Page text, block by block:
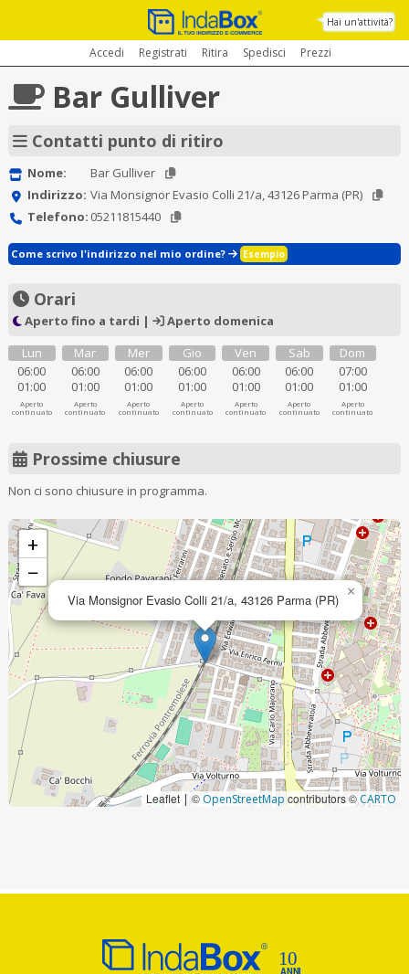
Hai un'attività?
Accedi Registrati Ritira Spedisci Prezzi
Bar Gulliver
Contatti punto di ritiro
Nome:
Bar Gulliver
Indirizzo: Via Monsignor Evasio Colli 21/a, 43126 Parma (PR)
Telefono: 05211815440
Come scrivo l'indirizzo nel mio ordine? Esempio
Orari
Aperto fino a tardi |
Aperto domenica
Lun
06:00
01:00
Aperto
continuato
Mar
06:00
01:00
Aperto
continuato
Mer
06:00
01:00
Aperto
continuato
Gio
06:00
01:00
Aperto
continuato
Ven
06:00
01:00
Aperto
continuato
Sab
06:00
01:00
Aperto
continuato
Dom
07:00
01:00
Aperto
continuato
Prossime chiusure
Non ci sono chiusure in programma.
Via Monsignor Evasio Colli 21/a, 43126 Parma (PR) ×
+
−
Leaflet | © OpenStreetMap contributors © CARTO